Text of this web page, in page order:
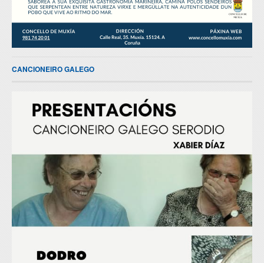
CANCIONEIRO GALEGO